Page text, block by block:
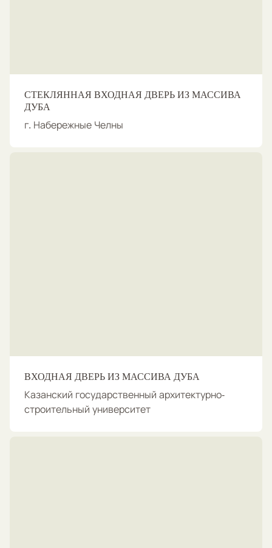
СТЕКЛЯННАЯ ВХОДНАЯ ДВЕРЬ ИЗ МАССИВА
ДУБА
г. Набережные Челны
ВХОДНАЯ ДВЕРЬ ИЗ МАССИВА ДУБА
Казанский государственный архитектурно-
строительный университет